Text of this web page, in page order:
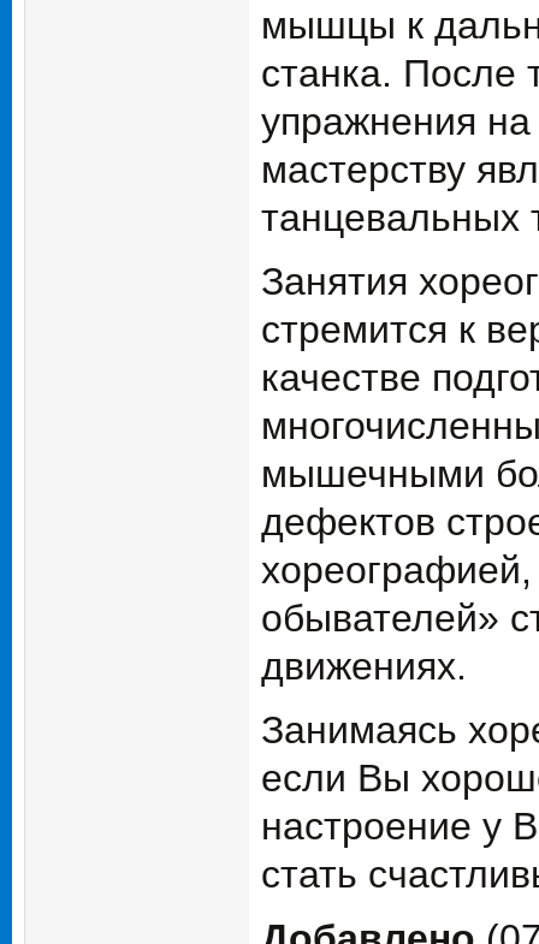
мышцы к
станка. После
упражнения
мастерству
танцевальных
Занятия
стремится к
качестве
мышечными
дефектов
хореографией,
обывателей»
движениях.
Занимаясь
если Вы
настроение у
стать